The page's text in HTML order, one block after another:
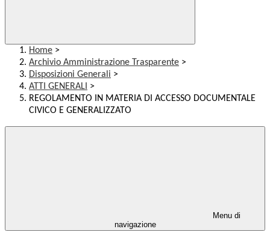
Home >
Archivio Amministrazione Trasparente >
Disposizioni Generali >
ATTI GENERALI >
REGOLAMENTO IN MATERIA DI ACCESSO DOCUMENTALE
CIVICO E GENERALIZZATO
Menu di
navigazione